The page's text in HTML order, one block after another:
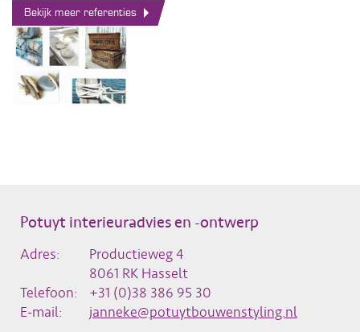
Bekijk meer referenties
Potuyt interieuradvies en -ontwerp
Adres:
Productieweg 4
8061 RK Hasselt
Telefoon:
+31 (0)38 386 95 30
E-mail:
janneke@potuytbouwenstyling.nl